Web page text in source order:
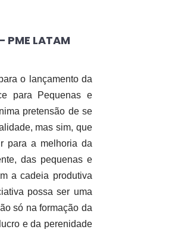
PME LATAM
o lançamento da
para Pequenas e
pretensão de se
mas sim, que
para a melhoria da
das pequenas e
a cadeia produtiva
possa ser uma
só na formação da
e da perenidade